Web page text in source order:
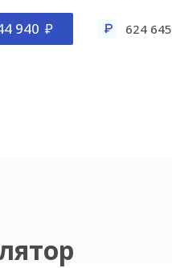
940 624 645